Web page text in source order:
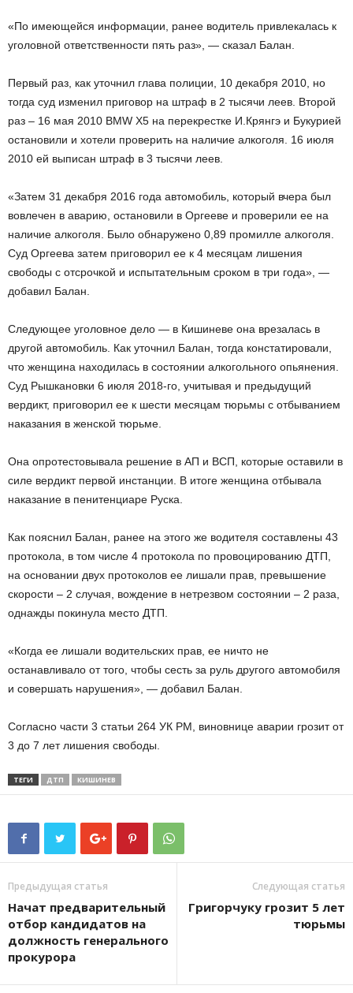
«По имеющейся информации, ранее водитель привлекалась к
уголовной ответственности пять раз», — сказал Балан.
Первый раз, как уточнил глава полиции, 10 декабря 2010, но
тогда суд изменил приговор на штраф в 2 тысячи леев. Второй
раз – 16 мая 2010 BMW Х5 на перекрестке И.Крянгэ и Букурией
остановили и хотели проверить на наличие алкоголя. 16 июля
2010 ей выписан штраф в 3 тысячи леев.
«Затем 31 декабря 2016 года автомобиль, который вчера был
вовлечен в аварию, остановили в Оргееве и проверили ее на
наличие алкоголя. Было обнаружено 0,89 промилле алкоголя.
Суд Оргеева затем приговорил ее к 4 месяцам лишения
свободы с отсрочкой и испытательным сроком в три года», —
добавил Балан.
Следующее уголовное дело — в Кишиневе она врезалась в
другой автомобиль. Как уточнил Балан, тогда констатировали,
что женщина находилась в состоянии алкогольного опьянения.
Суд Рышкановки 6 июля 2018-го, учитывая и предыдущий
вердикт, приговорил ее к шести месяцам тюрьмы с отбыванием
наказания в женской тюрьме.
Она опротестовывала решение в АП и ВСП, которые оставили в
силе вердикт первой инстанции. В итоге женщина отбывала
наказание в пенитенциаре Руска.
Как пояснил Балан, ранее на этого же водителя составлены 43
протокола, в том числе 4 протокола по провоцированию ДТП,
на основании двух протоколов ее лишали прав, превышение
скорости – 2 случая, вождение в нетрезвом состоянии – 2 раза,
однажды покинула место ДТП.
«Когда ее лишали водительских прав, ее ничто не
останавливало от того, чтобы сесть за руль другого автомобиля
и совершать нарушения», — добавил Балан.
Согласно части 3 статьи 264 УК РМ, виновнице аварии грозит от
3 до 7 лет лишения свободы.
ТЕГИ ДТП КИШИНЕВ
Предыдущая статья
Начат предварительный
отбор кандидатов на
должность генерального
прокурора
Следующая статья
Григорчуку грозит 5 лет
тюрьмы